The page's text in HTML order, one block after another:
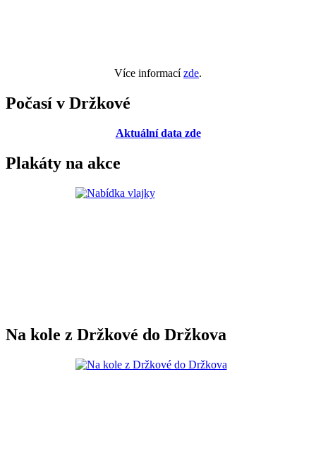
Více informacízde.
Počasí v Držkové
Aktuální data zde
Plakáty na akce
Na kole z Držkové do Držkova